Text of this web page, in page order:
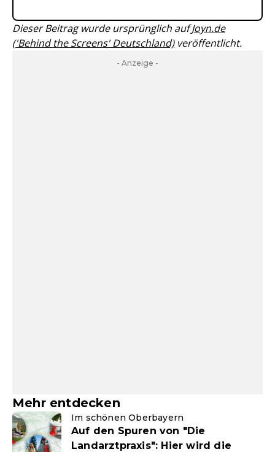
Dieser Beitrag wurde ursprünglich aufJoyn.de
('Behind the Screens' Deutschland)veröffentlicht.
- Anzeige -
Mehr entdecken
Im schönen Oberbayern
Auf den Spuren von "Die
Landarztpraxis": Hier wird die